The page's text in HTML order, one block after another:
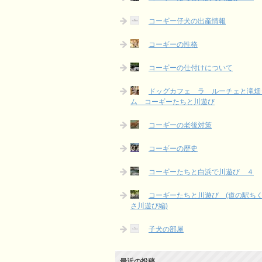
コーギー仔犬の出産情報
コーギーの性格
コーギーの仕付けについて
ドッグカフェ ラ ルーチェと滝畑
ム コーギーたちと川遊び
コーギーの老後対策
コーギーの歴史
コーギーたちと白浜で川遊び ４
コーギーたちと川遊び (道の駅ち
さ川遊び編)
子犬の部屋